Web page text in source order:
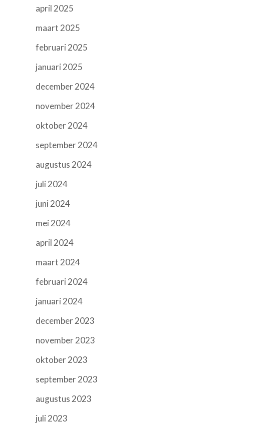
april 2025
maart 2025
februari 2025
januari 2025
december 2024
november 2024
oktober 2024
september 2024
augustus 2024
juli 2024
juni 2024
mei 2024
april 2024
maart 2024
februari 2024
januari 2024
december 2023
november 2023
oktober 2023
september 2023
augustus 2023
juli 2023